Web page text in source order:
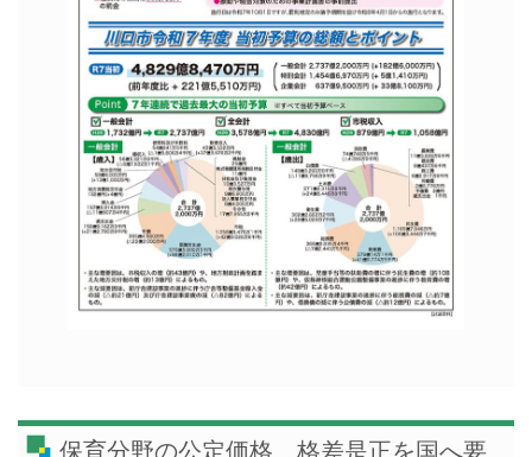
保育分野の公定価格、格差是正を国へ要